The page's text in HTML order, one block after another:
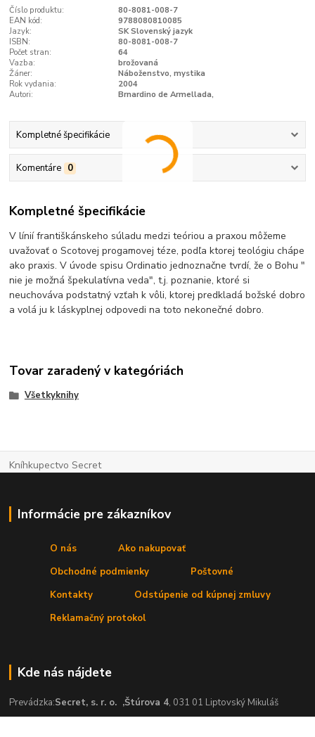
Číslo produktu:
80-8081-008-7
EAN kód:
9788080810085
Jazyk:
SK Slovenský jazyk
ISBN:
80-8081-008-7
Počet stran:
64
Vazba:
brožovaná
Žáner:
Náboženstvo, mystika
Rok vydania:
2004
Autori:
Brnardino de Armellada,
Kompletné špecifikácie
Komentáre 0
Kompletné špecifikácie
V línií františkánskeho súladu medzi teóriou a praxou môžeme
uvažovať o Scotovej progamovej téze, podľa ktorej teológiu chápe
ako praxis. V úvode spisu Ordinatio jednoznačne tvrdí, že o Bohu "
nie je možná špekulatívna veda", t.j. poznanie, ktoré si
neuchováva podstatný vzťah k vôli, ktorej predkladá božské dobro
a volá ju k láskyplnej odpovedi na toto nekonečné dobro.
Tovar zaradený v kategóriách
Všetkyknihy
Kníhkupectvo Secret
Informácie pre zákazníkov
O nás
Ako nakupovať
Obchodné podmienky
Poštovné
Kontakty
Odstúpenie od kúpnej zmluvy
Reklamačný protokol
Kde nás nájdete
Prevádzka:Secret, s. r. o. ,Štúrova 4, 031 01 Liptovský Mikuláš